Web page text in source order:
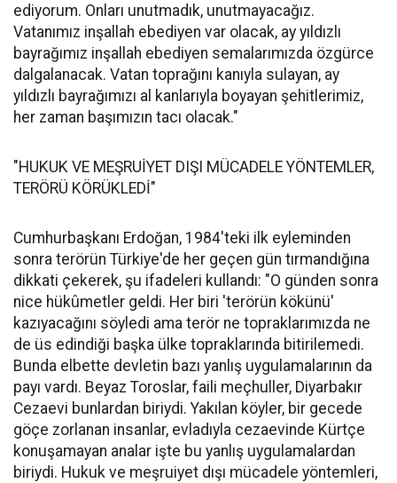
ediyorum. Onları unutmadık, unutmayacağız.
Vatanımız inşallah ebediyen var olacak, ay yıldızlı
bayrağımız inşallah ebediyen semalarımızda özgürce
dalgalanacak. Vatan toprağını kanıyla sulayan, ay
yıldızlı bayrağımızı al kanlarıyla boyayan şehitlerimiz,
her zaman başımızın tacı olacak."
"HUKUK VE MEŞRUİYET DIŞI MÜCADELE YÖNTEMLER,
TERÖRÜ KÖRÜKLEDİ"
Cumhurbaşkanı Erdoğan, 1984'teki ilk eyleminden
sonra terörün Türkiye'de her geçen gün tırmandığına
dikkati çekerek, şu ifadeleri kullandı: "O günden sonra
nice hükûmetler geldi. Her biri 'terörün kökünü'
kazıyacağını söyledi ama terör ne topraklarımızda ne
de üs edindiği başka ülke topraklarında bitirilemedi.
Bunda elbette devletin bazı yanlış uygulamalarının da
payı vardı. Beyaz Toroslar, faili meçhuller, Diyarbakır
Cezaevi bunlardan biriydi. Yakılan köyler, bir gecede
göçe zorlanan insanlar, evladıyla cezaevinde Kürtçe
konuşamayan analar işte bu yanlış uygulamalardan
biriydi. Hukuk ve meşruiyet dışı mücadele yöntemleri,